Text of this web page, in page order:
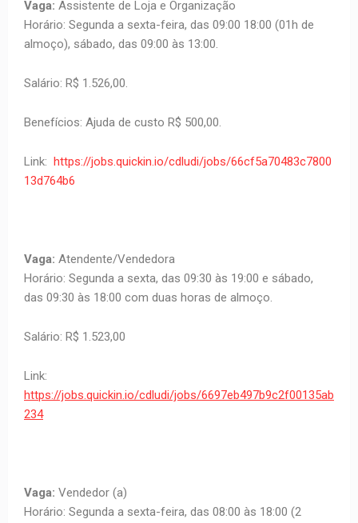
Vaga: Assistente de Loja e Organização
Horário: Segunda a sexta-feira, das 09:00 18:00 (01h de
almoço), sábado, das 09:00 às 13:00.
Salário: R$ 1.526,00.
Benefícios: Ajuda de custo R$ 500,00.
Link: https://jobs.quickin.io/cdludi/jobs/66cf5a70483c7800
13d764b6
Vaga: Atendente/Vendedora
Horário: Segunda a sexta, das 09:30 às 19:00 e sábado,
das 09:30 às 18:00 com duas horas de almoço.
Salário: R$ 1.523,00
Link:
https://jobs.quickin.io/cdludi/jobs/6697eb497b9c2f00135ab
234
Vaga: Vendedor (a)
Horário: Segunda a sexta-feira, das 08:00 às 18:00 (2